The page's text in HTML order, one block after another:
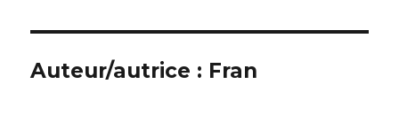
Auteur/autrice : Fran